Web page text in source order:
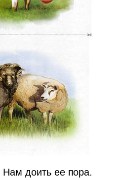
Нам доить ее пора.